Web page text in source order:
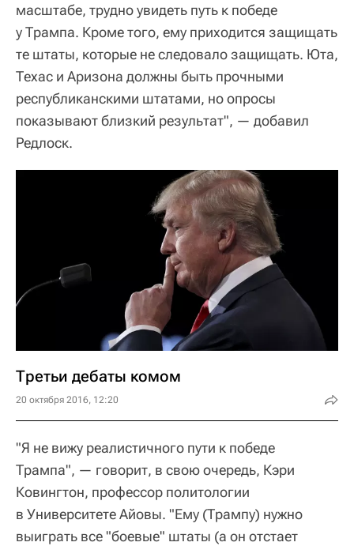
масштабе, трудно увидеть путь к победе
у Трампа. Кроме того, ему приходится защищать
те штаты, которые не следовало защищать. Юта,
Техас и Аризона должны быть прочными
республиканскими штатами, но опросы
показывают близкий результат", — добавил
Редлоск.
Третьи дебаты комом
20 октября 2016, 12:20
"Я не вижу реалистичного пути к победе
Трампа", — говорит, в свою очередь, Кэри
Ковингтон, профессор политологии
в Университете Айовы. "Ему (Трампу) нужно
выиграть все "боевые" штаты (а он отстает